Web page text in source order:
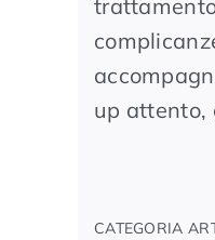
up attento,
CATEGORIA